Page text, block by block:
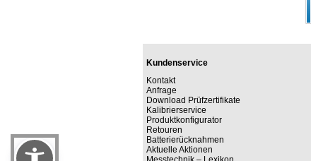
Kundenservice
Kontakt
Anfrage
Download Prüfzertifikate
Kalibrierservice
Produktkonfigurator
Retouren
Batterierücknahmen
Aktuelle Aktionen